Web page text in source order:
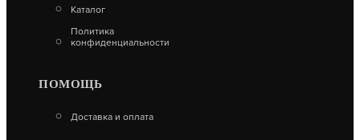
Каталог
Политика
конфиденциальности
ПОМОЩЬ
Доставка и оплата